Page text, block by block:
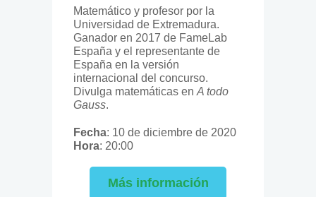
Matemático y profesor por la
Universidad de Extremadura.
Ganador en 2017 de FameLab
España y el representante de
España en la versión
internacional del concurso.
Divulga matemáticas en A todo
Gauss.
Fecha: 10 de diciembre de 2020
Hora: 20:00
Más información